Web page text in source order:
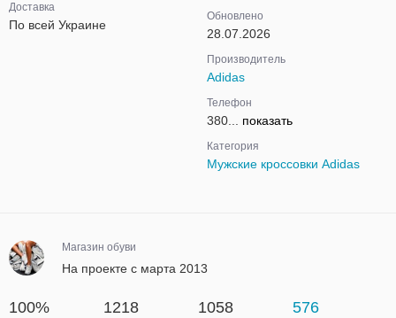
Доставка
По всей Украине
Обновлено
28.07.2026
Производитель
Adidas
Телефон
380... показать
Категория
Мужские кроссовки Adidas
Магазин обуви
На проекте с марта 2013
100% 1218 1058 576